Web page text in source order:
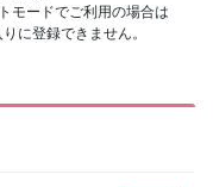
モードでご利用の場合は
に登録できません。